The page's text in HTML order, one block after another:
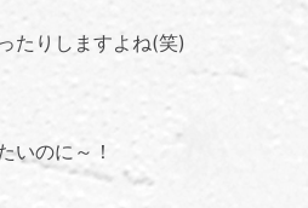
たりしますよね(笑)
いのに～！